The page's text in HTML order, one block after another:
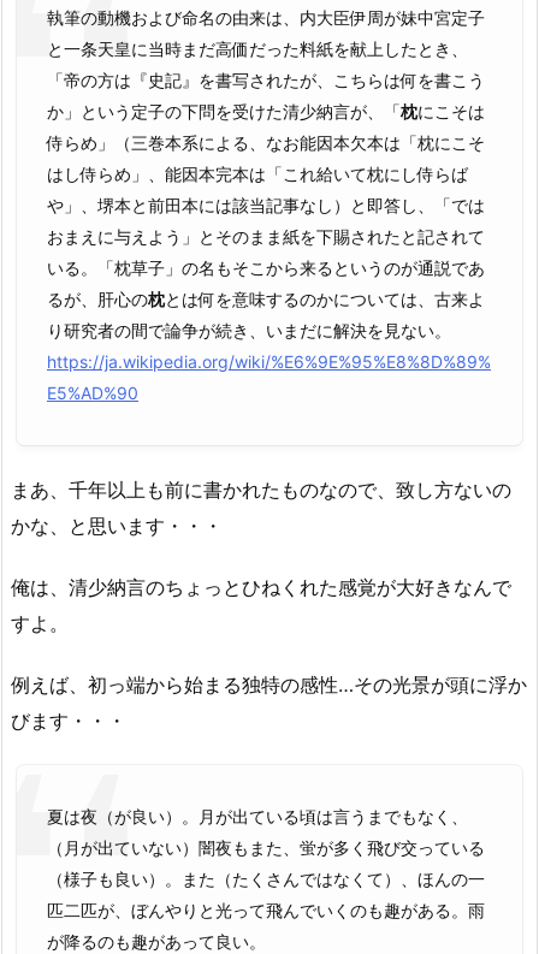
執筆の動機および命名の由来は、内大臣伊周が妹中宮定子
と一条天皇に当時まだ高価だった料紙を献上したとき、
「帝の方は『史記』を書写されたが、こちらは何を書こう
か」という定子の下問を受けた清少納言が、「枕にこそは
侍らめ」（三巻本系による、なお能因本欠本は「枕にこそ
はし侍らめ」、能因本完本は「これ給いて枕にし侍らば
や」、堺本と前田本には該当記事なし）と即答し、「では
おまえに与えよう」とそのまま紙を下賜されたと記されて
いる。「枕草子」の名もそこから来るというのが通説であ
るが、肝心の枕とは何を意味するのかについては、古来よ
り研究者の間で論争が続き、いまだに解決を見ない。
https://ja.wikipedia.org/wiki/%E6%9E%95%E8%8D%89%
E5%AD%90
まあ、千年以上も前に書かれたものなので、致し方ないの
かな、と思います・・・
俺は、清少納言のちょっとひねくれた感覚が大好きなんで
すよ。
例えば、初っ端から始まる独特の感性…その光景が頭に浮か
びます・・・
夏は夜（が良い）。月が出ている頃は言うまでもなく、
（月が出ていない）闇夜もまた、蛍が多く飛び交っている
（様子も良い）。また（たくさんではなくて）、ほんの一
匹二匹が、ぼんやりと光って飛んでいくのも趣がある。雨
が降るのも趣があって良い。